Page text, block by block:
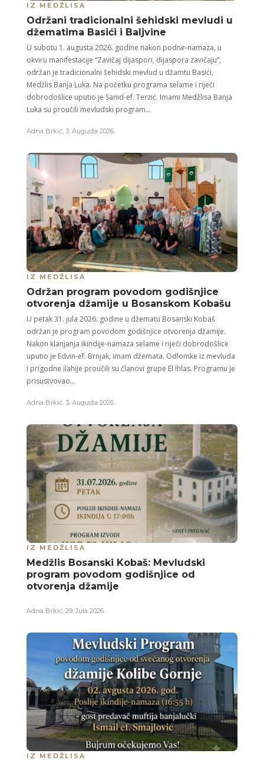
IZ MEDŽLISA
Održani tradicionalni šehidski mevludi u
džematima Basići i Baljvine
U subotu 1. augusta 2026. godine nakon podne-namaza, u
okviru manifestacije “Zavičaj dijaspori, dijaspora zavičaju”,
održan je tradicionalni šehidski mevlud u džamtu Basići,
Medžlis Banja Luka. Na početku programa selame i riječi
dobrodošlice uputio je Sanid-ef. Terzić. Imami Medžlisa Banja
Luka su proučili mevludski program...
Adna Brkić, 3. Augusta 2026.
IZ MEDŽLISA
Održan program povodom godišnjice
otvorenja džamije u Bosanskom Kobašu
U petak 31. jula 2026. godine u džematu Bosanski Kobaš
održan je program povodom godišnjice otvorenja džamije.
Nakon klanjanja ikindije-namaza selame i riječi dobrodošlice
uputio je Edvin-ef. Brnjak, imam džemata. Odlomke iz mevluda
i prigodne ilahije proučili su članovi grupe El Ihlas. Programu je
prisustvovao...
Adna Brkić 3. Augusta 2026.
IZ MEDŽLISA
Medžlis Bosanski Kobaš: Mevludski
program povodom godišnjice od
otvorenja džamije
Adna Brkić, 29. Jula 2026.
IZ MEDŽLISA